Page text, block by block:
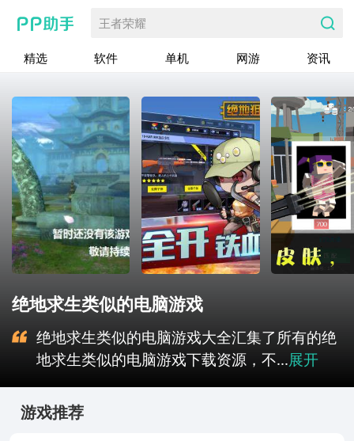
王者荣耀
精选 软件 单机 网游 资讯
绝地求生类似的电脑游戏
绝地求生类似的电脑游戏大全汇集了所有的绝
地求生类似的电脑游戏下载资源，不...展开
游戏推荐